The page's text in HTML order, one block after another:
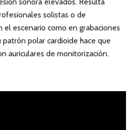
solistas o de
escenario como en grabaciones
polar cardioide hace que
auriculares de monitorización.